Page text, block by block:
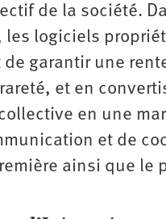
de la société.
logiciels
garantir une
et en
en une
et de
ainsi que le